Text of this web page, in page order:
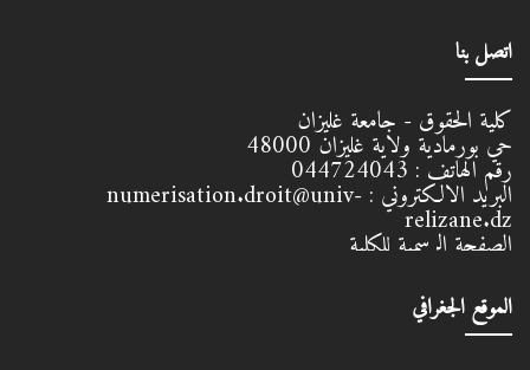
اتصل بنا
كلية الحقوق - جامعة غليزان
حي بورمادية ولاية غليزان48000 رقم الهاتف :044724043البريد الالكتروني :numerisation.droit@univ- relizane.dz
الصفحة الرسمية للكلية
الموقع الجغرافي